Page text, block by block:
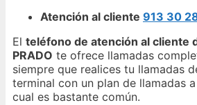
Atención al cliente 913 30
El teléfono de atención al cliente
PRADO te ofrece llamadas
siempre que realices tu llamadas
terminal con un plan de llamadas
cual es bastante común.